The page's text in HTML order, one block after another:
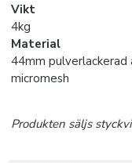
KLÄDER
Vikt
4kg
Material
44mm pulverlackerad
micromesh
Produkten säljs